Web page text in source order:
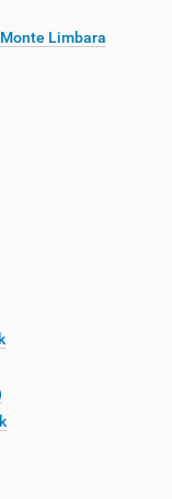
Limbara